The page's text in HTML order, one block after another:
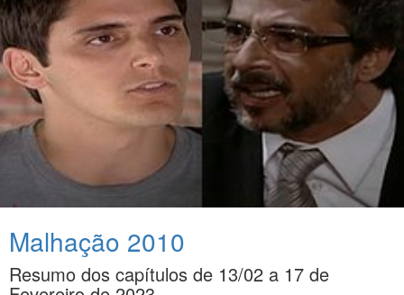
Malhação 2010
Resumo dos capítulos de 13/02 a 17 de